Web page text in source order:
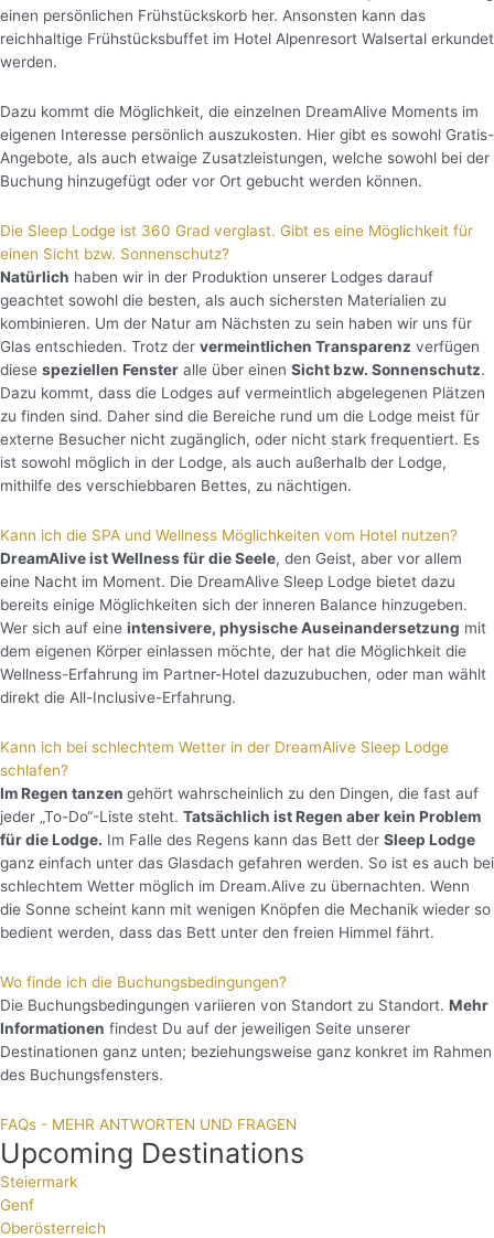
einen persönlichen Frühstückskorb her. Ansonsten kann das
reichhaltige Frühstücksbuffet im Hotel Alpenresort Walsertal erkundet
werden.
Dazu kommt die Möglichkeit, die einzelnen DreamAlive Moments im
eigenen Interesse persönlich auszukosten. Hier gibt es sowohl Gratis-
Angebote, als auch etwaige Zusatzleistungen, welche sowohl bei der
Buchung hinzugefügt oder vor Ort gebucht werden können.
Die Sleep Lodge ist 360 Grad verglast. Gibt es eine Möglichkeit für
einen Sicht bzw. Sonnenschutz?
Natürlich haben wir in der Produktion unserer Lodges darauf
geachtet sowohl die besten, als auch sichersten Materialien zu
kombinieren. Um der Natur am Nächsten zu sein haben wir uns für
Glas entschieden. Trotz der vermeintlichen Transparenz verfügen
diese speziellen Fenster alle über einen Sicht bzw. Sonnenschutz.
Dazu kommt, dass die Lodges auf vermeintlich abgelegenen Plätzen
zu finden sind. Daher sind die Bereiche rund um die Lodge meist für
externe Besucher nicht zugänglich, oder nicht stark frequentiert. Es
ist sowohl möglich in der Lodge, als auch außerhalb der Lodge,
mithilfe des verschiebbaren Bettes, zu nächtigen.
Kann ich die SPA und Wellness Möglichkeiten vom Hotel nutzen?
DreamAlive ist Wellness für die Seele, den Geist, aber vor allem
eine Nacht im Moment. Die DreamAlive Sleep Lodge bietet dazu
bereits einige Möglichkeiten sich der inneren Balance hinzugeben.
Wer sich auf eine intensivere, physische Auseinandersetzung mit
dem eigenen Körper einlassen möchte, der hat die Möglichkeit die
Wellness-Erfahrung im Partner-Hotel dazuzubuchen, oder man wählt
direkt die All-Inclusive-Erfahrung.
Kann ich bei schlechtem Wetter in der DreamAlive Sleep Lodge
schlafen?
Im Regen tanzen gehört wahrscheinlich zu den Dingen, die fast auf
jeder „To-Do“-Liste steht. Tatsächlich ist Regen aber kein Problem
für die Lodge. Im Falle des Regens kann das Bett der Sleep Lodge
ganz einfach unter das Glasdach gefahren werden. So ist es auch bei
schlechtem Wetter möglich im Dream.Alive zu übernachten. Wenn
die Sonne scheint kann mit wenigen Knöpfen die Mechanik wieder so
bedient werden, dass das Bett unter den freien Himmel fährt.
Wo finde ich die Buchungsbedingungen?
Die Buchungsbedingungen variieren von Standort zu Standort. Mehr
Informationen findest Du auf der jeweiligen Seite unserer
Destinationen ganz unten; beziehungsweise ganz konkret im Rahmen
des Buchungsfensters.
FAQs - MEHR ANTWORTEN UND FRAGEN
Upcoming Destinations
Steiermark
Genf
Oberösterreich